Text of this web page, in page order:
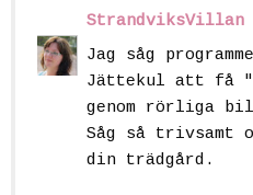
StrandviksVillan
Jag såg
Jättekul att få
genom rörliga
Såg så trivsamt
din trädgård.